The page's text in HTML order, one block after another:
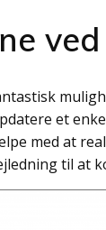
et
med at
til at